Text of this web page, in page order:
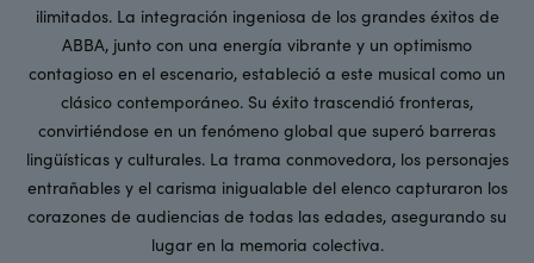
ilimitados. La integración ingeniosa de los grandes éxitos de
ABBA, junto con una energía vibrante y un optimismo
contagioso en el escenario, estableció a este musical como un
clásico contemporáneo. Su éxito trascendió fronteras,
convirtiéndose en un fenómeno global que superó barreras
lingüísticas y culturales. La trama conmovedora, los personajes
entrañables y el carisma inigualable del elenco capturaron los
corazones de audiencias de todas las edades, asegurando su
lugar en la memoria colectiva.